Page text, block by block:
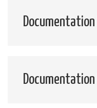
Documentation
Documentation